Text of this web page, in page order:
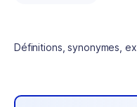
Définitions, synonymes,